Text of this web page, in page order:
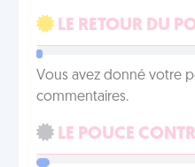
LE RETOUR DU
Vous avez donné votre
commentaires.
LE POUCE